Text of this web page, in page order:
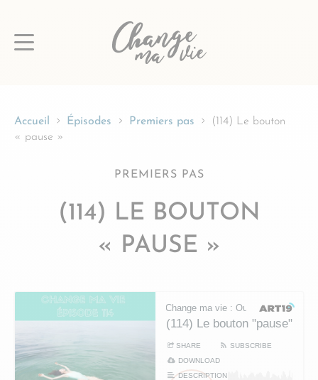
au
Accueil Épisodes Premiers pas
(114) Le bouton
« pause »
PREMIERS PAS
(114) LE BOUTON
« PAUSE »
Change ma vie : Outils pour l'esprit
(114) Le bouton "pause"
SHARE
SUBSCRIBE
DOWNLOAD
DESCRIPTION